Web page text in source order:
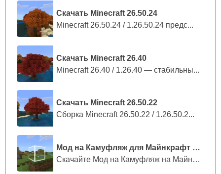
Скачать Minecraft 26.50.24
Minecraft 26.50.24 / 1.26.50.24 предс...
Скачать Minecraft 26.40
Minecraft 26.40 / 1.26.40 — стабильны...
Скачать Minecraft 26.50.22
Сборка Minecraft 26.50.22 / 1.26.50.2...
Мод на Камуфляж для Майнкрафт ПЕ
Скачайте Мод на Камуфляж на Майнкрафт...
Но в крайних слоях атмосферы они взорвутся от
давления.